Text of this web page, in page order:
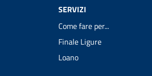
SERVIZI
Come fare per...
Finale Ligure
Loano